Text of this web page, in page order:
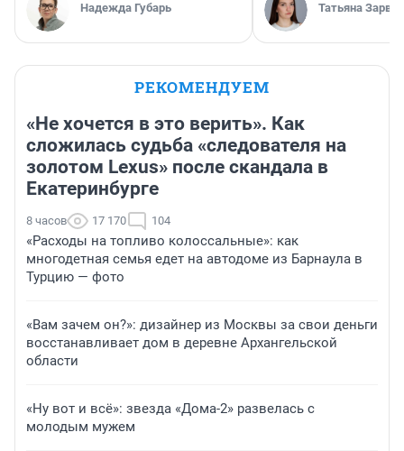
Надежда Губарь Татьяна Зарва
РЕКОМЕНДУЕМ
«Не хочется в это верить». Как
сложилась судьба «следователя на
золотом Lexus» после скандала в
Екатеринбурге
8 часов 17 170 104
«Расходы на топливо колоссальные»: как
многодетная семья едет на автодоме из Барнаула в
Турцию — фото
«Вам зачем он?»: дизайнер из Москвы за свои деньги
восстанавливает дом в деревне Архангельской
области
«Ну вот и всё»: звезда «Дома-2» развелась с
молодым мужем